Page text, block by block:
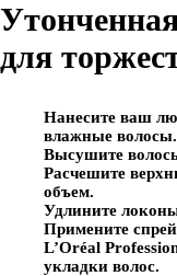
для
Нанесите ваш
влажные волосы.
Высушите
Расчешите
объем.
Удлините
Примените
L’Oréal
укладки волос.